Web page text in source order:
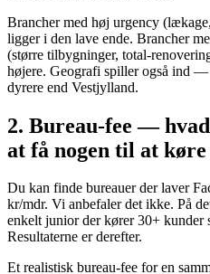
Brancher med høj urgency
ligger i den lave ende. Brancher
(større tilbygninger, total-
højere. Geografi spiller også ind
dyrere end Vestjylland.
2. Bureau-fee —
at få nogen til at køre
Du kan finde bureauer der laver
kr/mdr. Vi anbefaler det ikke. På
enkelt junior der kører 30+ kunder
Resultaterne er derefter.
Et realistisk bureau-fee for en